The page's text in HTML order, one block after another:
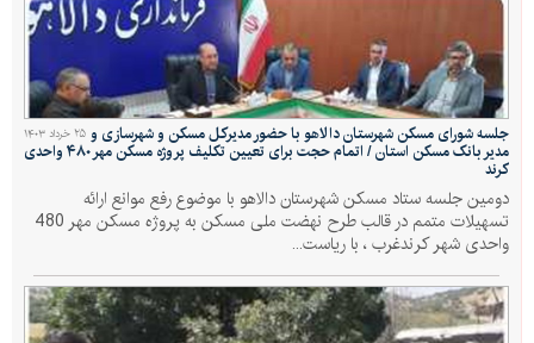
۲۵ خرداد ۱۴۰۳ جلسه شورای مسکن شهرستان دالاهو با حضور مدیرکل مسکن و شهرسازی و
مدیر بانک مسکن استان / اتمام حجت برای تعیین تکلیف پروژه مسکن مهر ۴۸۰ واحدی
کرند
دومین جلسه ستاد مسکن شهرستان دالاهو با موضوع رفع موانع ارائه
تسهیلات متمم در قالب طرح نهضت ملی مسکن به پروژه مسکن مهر 480
واحدی شهر کرندغرب ، با ریاست...